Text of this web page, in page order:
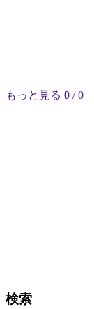
もっと見る 0 / 0
検索